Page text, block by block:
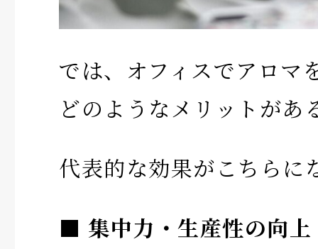
では、オフィスでアロマ
どのようなメリットがあ
代表的な効果がこちらに
■ 集中力・生産性の向上